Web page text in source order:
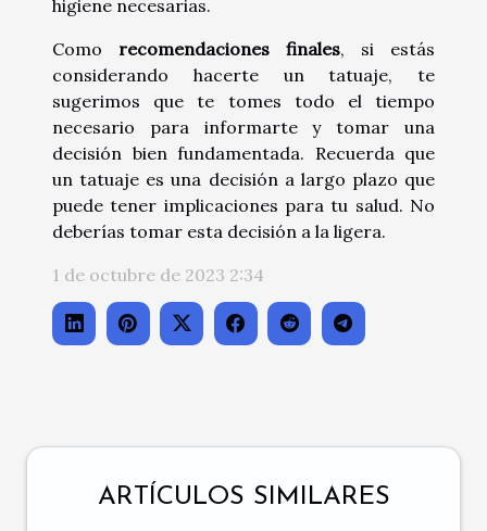
higiene necesarias.
Como recomendaciones finales, si estás
considerando hacerte un tatuaje, te
sugerimos que te tomes todo el tiempo
necesario para informarte y tomar una
decisión bien fundamentada. Recuerda que
un tatuaje es una decisión a largo plazo que
puede tener implicaciones para tu salud. No
deberías tomar esta decisión a la ligera.
1 de octubre de 2023 2:34
ARTÍCULOS SIMILARES